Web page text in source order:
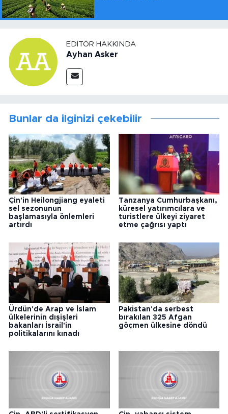
EDITÖR HAKKINDA
Ayhan Asker
Bunlar da ilginizi çekebilir
Çin'in Heilongjiang eyaleti
sel sezonunun
başlamasıyla önlemleri
artırdı
Tanzanya Cumhurbaşkanı,
küresel yatırımcılara ve
turistlere ülkeyi ziyaret
etme çağrısı yaptı
Ürdün'de Arap ve İslam
ülkelerinin dışişleri
bakanları İsrail'in
politikalarını kınadı
Pakistan'da serbest
bırakılan 325 Afgan
göçmen ülkesine döndü